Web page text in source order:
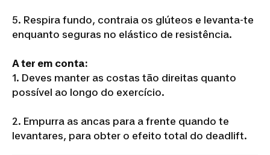
5. Respira fundo, contraia os glúteos e levanta-te
enquanto seguras no elástico de resistência.
A ter em conta:
1. Deves manter as costas tão direitas quanto
possível ao longo do exercício.
2. Empurra as ancas para a frente quando te
levantares, para obter o efeito total do deadlift.